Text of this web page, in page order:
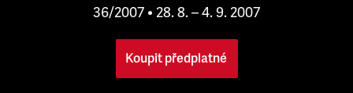
36/2007 • 28. 8. – 4. 9. 2007
Koupit předplatné